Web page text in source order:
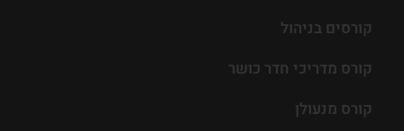
קורסים בניהול
קורס מדריכי חדר כושר
קורס מנעולן